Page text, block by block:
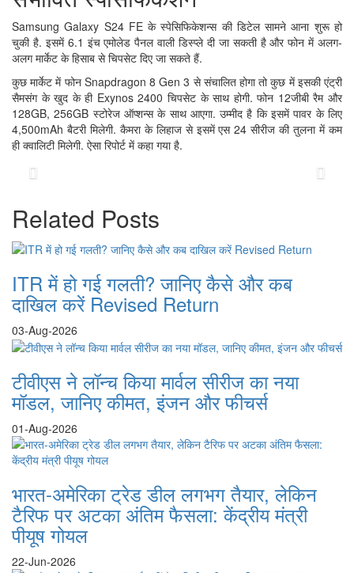
Samsung Galaxy S24 FE के स्पेसिफिकेशन्स की डिटेल सामने आना शुरू हो
चुकी है. इसमें 6.1 इंच एमोलेड पैनल वाली डिस्प्ले दी जा सकती है और फोन में अलग-
अलग मार्केट के हिसाब से चिपसेट दिए जा सकते हैं.
कुछ मार्केट में फोन Snapdragon 8 Gen 3 से संचालित होगा तो कुछ में इसकी एंट्री
सैमसंग के खुद के ही Exynos 2400 चिपसेट के साथ होगी. फोन 12जीबी रैम और
128GB, 256GB स्टोरेज ऑप्शन्स के साथ आएगा. उम्मीद है कि इसमें पावर के लिए
4,500mAh बैटरी मिलेगी. कैमरा के लिहाज से इसमें एस 24 सीरीज की तुलना में कम
ही क्वालिटी मिलेगी. ऐसा रिपोर्ट में कहा गया है.
Previous Next
Related Posts
ITR में हो गई गलती? जानिए कैसे और कब
दाखिल करें Revised Return
03-Aug-2026
टीवीएस ने लॉन्च किया मार्वल सीरीज का नया
मॉडल, जानिए कीमत, इंजन और फीचर्स
01-Aug-2026
भारत-अमेरिका ट्रेड डील लगभग तैयार, लेकिन
टैरिफ पर अटका अंतिम फैसला: केंद्रीय मंत्री
पीयूष गोयल
22-Jun-2026